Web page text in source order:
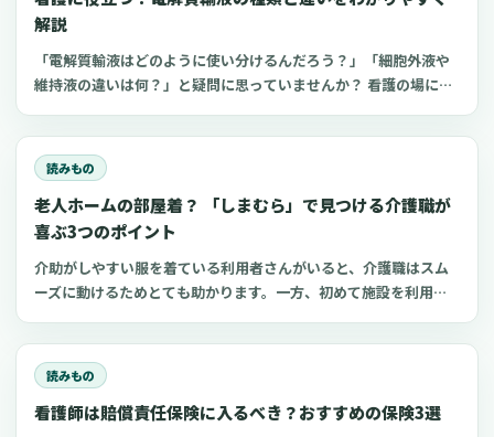
解説
「電解質輸液はどのように使い分けるんだろう？」「細胞外液や
維持液の違いは何？」と疑問に思っていませんか？ 看護の場にお
類は多く、看護師がそれぞれの輸液製剤の特徴や使い分けを理解
するのは難しいものです。 今回は、看護師が知っておきたい電解
質輸液の種類と違いについてわかりやすく解説します。
読みもの
老人ホームの部屋着？ 「しまむら」で見つける介護職が
喜ぶ3つのポイント
介助がしやすい服を着ている利用者さんがいると、介護職はスム
ーズに動けるためとても助かります。一方、初めて施設を利用す
道府県に約1,400店舗ある「しまむら」で手に入れられるアイテ
ムを中心に、老人ホームに入所した利用者さんと介護職にとって
快適な部屋着のポイントをご紹介します。
読みもの
看護師は賠償責任保険に入るべき？おすすめの保険3選